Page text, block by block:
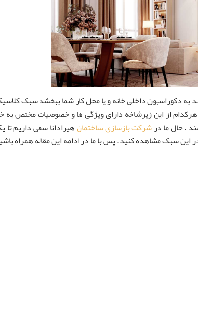
به دکوراسیون داخلی خانه و یا محل کار شما ببخشد سبک
از این زیرشاخه دارای ویژگی ها و خصوصیات مختص به
. حال ما درشرکت بازسازی ساختمانهیرادانا سعی داریم تا
این سبک مشاهده کنید . پس با ما در ادامه این مقاله همراه